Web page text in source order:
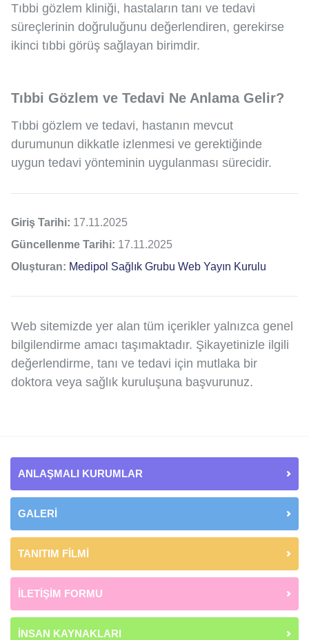
Tıbbi gözlem kliniği, hastaların tanı ve tedavi
süreçlerinin doğruluğunu değerlendiren, gerekirse
ikinci tıbbi görüş sağlayan birimdir.
Tıbbi Gözlem ve Tedavi Ne Anlama Gelir?
Tıbbi gözlem ve tedavi, hastanın mevcut
durumunun dikkatle izlenmesi ve gerektiğinde
uygun tedavi yönteminin uygulanması sürecidir.
Giriş Tarihi: 17.11.2025
Güncellenme Tarihi: 17.11.2025
Oluşturan: Medipol Sağlık Grubu Web Yayın Kurulu
Web sitemizde yer alan tüm içerikler yalnızca genel
bilgilendirme amacı taşımaktadır. Şikayetinizle ilgili
değerlendirme, tanı ve tedavi için mutlaka bir
doktora veya sağlık kuruluşuna başvurunuz.
ANLAŞMALI KURUMLAR
GALERİ
TANITIM FİLMİ
İLETİŞİM FORMU
İNSAN KAYNAKLARI